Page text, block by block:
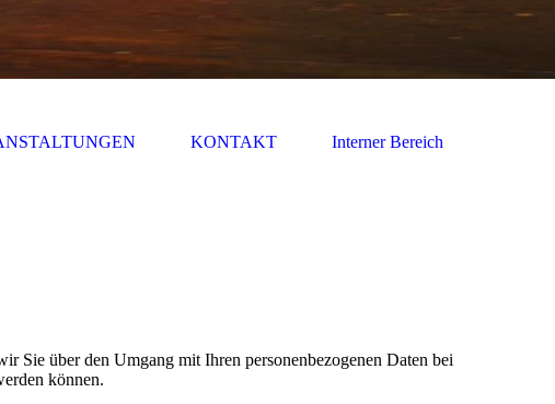
KONTAKT Interner Bereich
Sie über den Umgang mit Ihren personenbezogenen Daten bei
können.